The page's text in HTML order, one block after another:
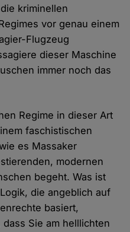
kriminellen
vor genau einem
Flugzeug
dieser Maschine
immer noch das
Regime in dieser Art
faschistischen
es Massaker
modernen
begeht. Was ist
die angeblich auf
basiert,
Sie am helllichten